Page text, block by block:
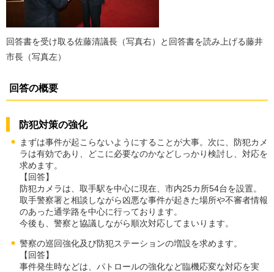
回答書を受け取る佐藤清議長（写真右）と回答書を読み上げる藤井
市長（写真左）
回答の概要
防犯対策の強化
まずは事件が起こらないようにすることが大事。次に、防犯カメ
ラは有効であり、どこに必要なのかなどしっかり検討し、対応を
求めます。
【回答】
防犯カメラは、取手駅を中心に現在、市内25カ所54台を設置。
取手警察署と相談しながら凶悪な事件が起きた場所や不審者情報
のあった通学路を中心に行っております。
今後も、警察と協議しながら順次対応してまいります。
警察の巡回強化及び防犯ステーションの増設を求めます。
【回答】
事件発生時などは、パトロールの強化など臨機応変な対応を実